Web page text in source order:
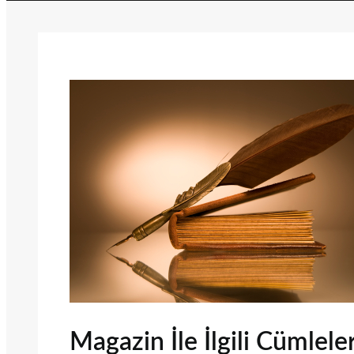
Magazin İle İlgili